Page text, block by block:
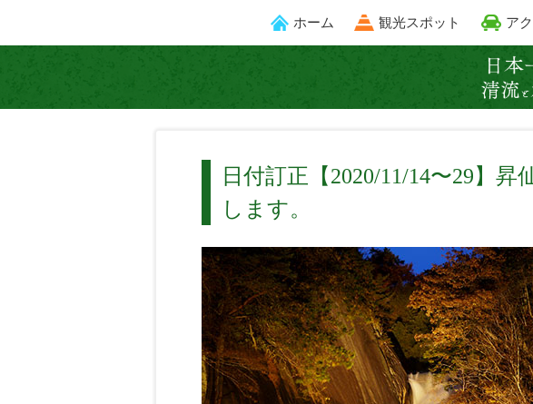
ホーム 観光スポット ア
日付訂正【2020/11/14〜29】
します。